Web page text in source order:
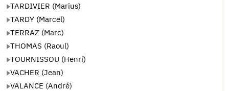
TARDIVIER (Marius)
TARDY (Marcel)
TERRAZ (Marc)
THOMAS (Raoul)
TOURNISSOU (Henri)
VACHER (Jean)
VALANCE (André)